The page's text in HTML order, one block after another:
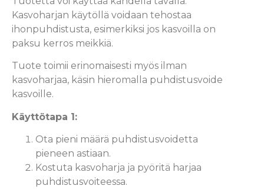
Kasvoharjan käytöllä voidaan tehostaa
ihonpuhdistusta, esimerkiksi jos kasvoilla on
paksu kerros meikkiä.
Tuote toimii erinomaisesti myös ilman
kasvoharjaa, käsin hieromalla puhdistusvoide
kasvoille.
Käyttötapa 1:
Ota pieni määrä puhdistusvoidetta
pieneen astiaan.
Kostuta kasvoharja ja pyöritä harjaa
puhdistusvoiteessa.